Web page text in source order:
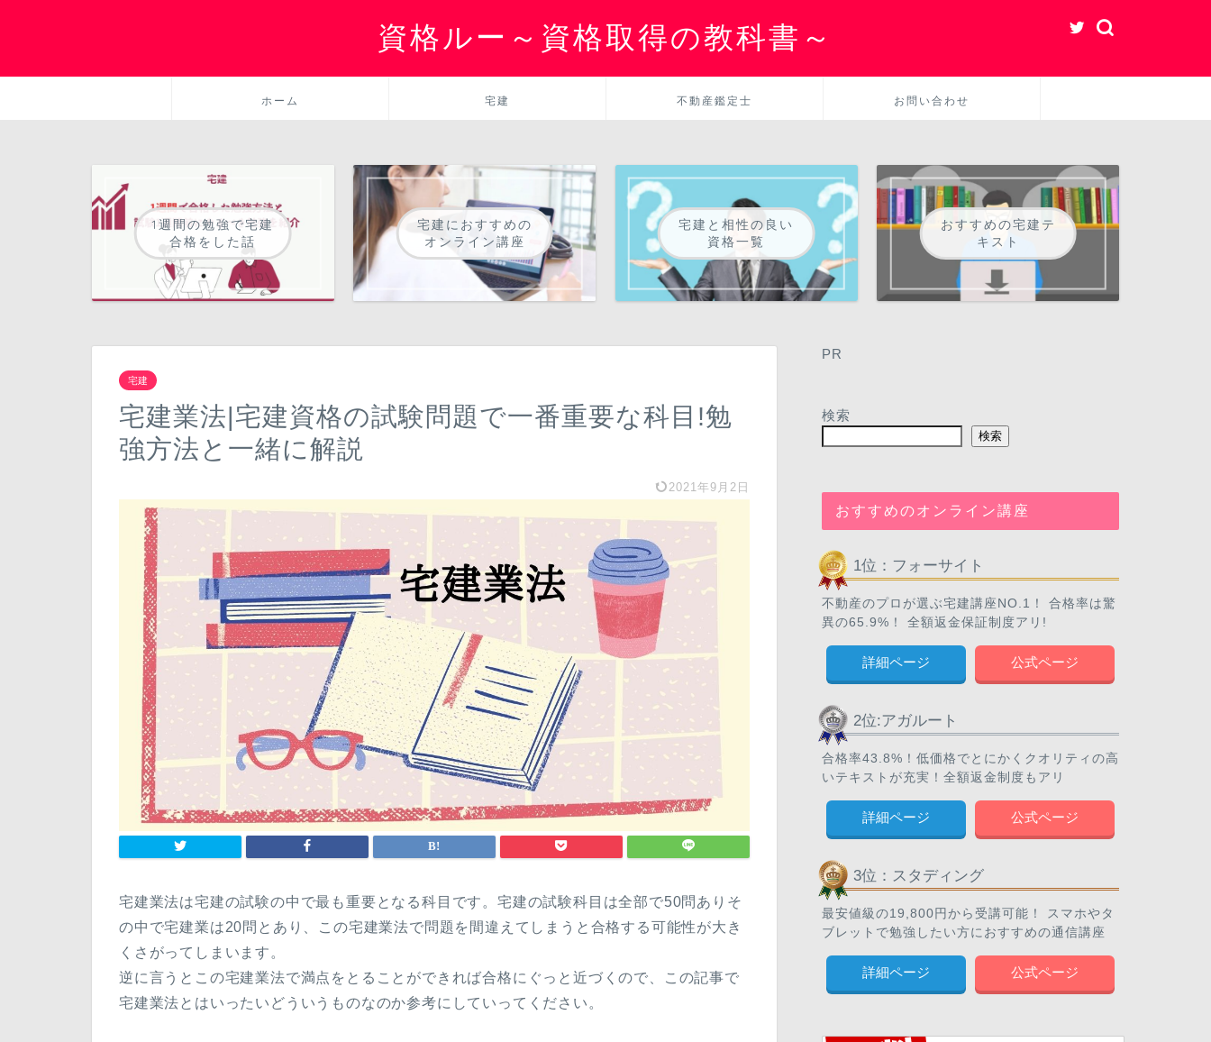
資格ルー～資格取得の教科書～
ホーム 宅建 不動産鑑定士 お問い合わせ
1週間の勉強で宅建
合格をした話
宅建におすすめの
オンライン講座
宅建と相性の良い
資格一覧
おすすめの宅建テ
キスト
宅建
宅建業法|宅建資格の試験問題で一番重要な科目!勉
強方法と一緒に解説
2021年9月2日
宅建業法は宅建の試験の中で最も重要となる科目です。宅建の試験科目は全部で50問ありそ
の中で宅建業は20問とあり、この宅建業法で問題を間違えてしまうと合格する可能性が大き
くさがってしまいます。
逆に言うとこの宅建業法で満点をとることができれば合格にぐっと近づくので、この記事で
宅建業法とはいったいどういうものなのか参考にしていってください。
PR
検索
検索
おすすめのオンライン講座
1位：フォーサイト
不動産のプロが選ぶ宅建講座NO.1！ 合格率は驚
異の65.9%！ 全額返金保証制度アリ!
詳細ページ 公式ページ
2位:アガルート
合格率43.8%！低価格でとにかくクオリティの高
いテキストが充実！全額返金制度もアリ
詳細ページ 公式ページ
3位：スタディング
最安値級の19,800円から受講可能！ スマホやタ
ブレットで勉強したい方におすすめの通信講座
詳細ページ 公式ページ